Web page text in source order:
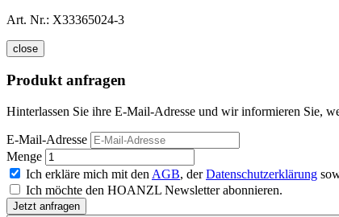
Art. Nr.: X33365024-3
close
Produkt anfragen
Hinterlassen Sie ihre E-Mail-Adresse und wir informieren Sie,
E-Mail-Adresse
Menge
Ich erkläre mich mit den AGB, derDatenschutzerklärung
Ich möchte den HOANZL Newsletter abonnieren.